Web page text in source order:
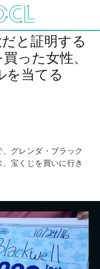
と証明する
った女性、
を当てる
グレンダ・ブラック
宝くじを買いに行き